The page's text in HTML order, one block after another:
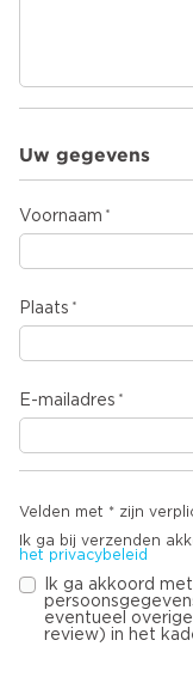
Uw gegevens
Voornaam
Plaats
E-mailadres
Velden met * zijn
Ik ga bij verzenden
het privacybeleid
Ik ga akkoord
eventueel
review) in het